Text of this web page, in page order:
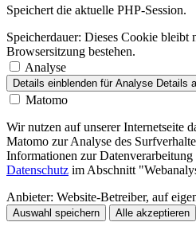
Speichert die aktuelle PHP-Session.
Speicherdauer: Dieses Cookie bleibt
Browsersitzung bestehen.
Analyse
Details einblenden für Analyse Details
Matomo
Wir nutzen auf unserer Internetseite
Matomo zur Analyse des
Informationen zur
Datenschutz im Abschnitt
Anbieter: Website-Betreiber, auf
Auswahl speichern Alle akzeptieren